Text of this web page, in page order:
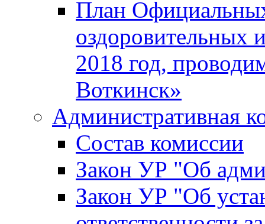
План
оздоровительных
2018 год,
Воткинск»
Административная
Состав комиссии
Закон УР "Об
Закон УР "Об